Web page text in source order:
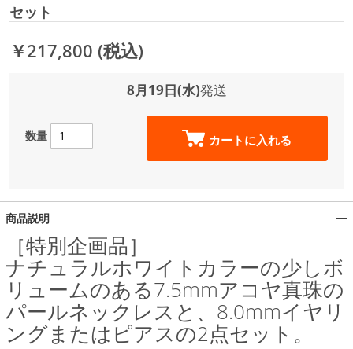
セット
￥217,800 (税込)
8月19日(水)発送
数量 カートに入れる
商品説明
［特別企画品］
ナチュラルホワイトカラーの少しボ
リュームのある7.5mmアコヤ真珠の
パールネックレスと、8.0mmイヤリ
ングまたはピアスの2点セット。